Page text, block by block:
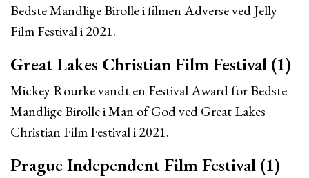
Bedste Mandlige Birolle i filmen Adverse ved Jelly
Film Festival i 2021.
Great Lakes Christian Film Festival (1)
Mickey Rourke vandt en Festival Award for Bedste
Mandlige Birolle i Man of God ved Great Lakes
Christian Film Festival i 2021.
Prague Independent Film Festival (1)